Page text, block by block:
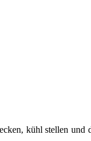
kühl stellen und